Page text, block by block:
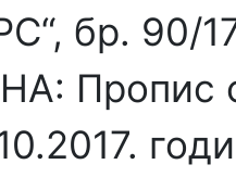
бр. 90/
Пропис